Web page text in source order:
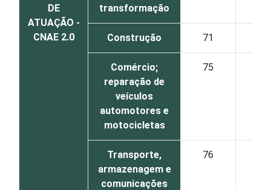
DE
ATUAÇÃO -
CNAE 2.0
transformação
Construção 71
Comércio;
reparação de
veículos
automotores e
motocicletas
75
Transporte,
armazenagem e
comunicações
76